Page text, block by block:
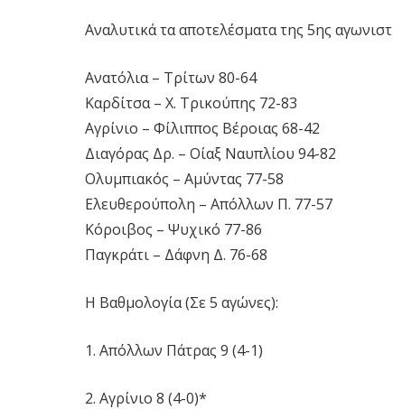
Αναλυτικά τα αποτελέσματα της 5ης
Ανατόλια– Τρίτων 80-64
Καρδίτσα – Χ. Τρικούπης 72-83
Αγρίνιο – Φίλιππος Βέροιας 68-42
Διαγόρας Δρ. – Οίαξ Ναυπλίου 94-82
Ολυμπιακός – Αμύντας 77-58
Ελευθερούπολη – Απόλλων Π. 77-57
Κόροιβος – Ψυχικό 77-86
Παγκράτι– Δάφνη Δ. 76-68
Η Βαθμολογία (Σε 5 αγώνες):
1. Απόλλων Πάτρας 9 (4-1)
2. Αγρίνιο 8 (4-0)*